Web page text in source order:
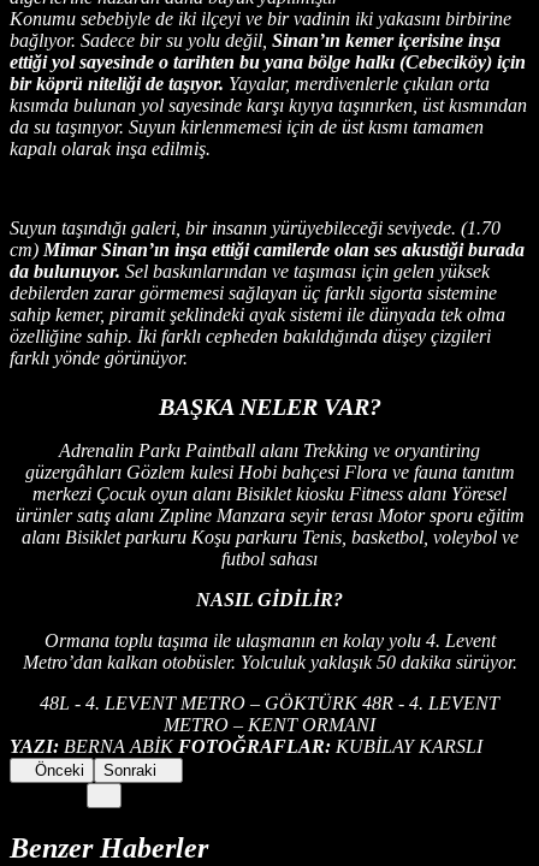
Konumu sebebiyle de iki ilçeyi ve bir vadinin iki yakasını birbirine
bağlıyor. Sadece bir su yolu değil, Sinan’ın kemer içerisine inşa
ettiği yol sayesinde o tarihten bu yana bölge halkı (Cebeciköy) için
bir köprü niteliği de taşıyor. Yayalar, merdivenlerle çıkılan orta
kısımda bulunan yol sayesinde karşı kıyıya taşınırken, üst kısmından
da su taşınıyor. Suyun kirlenmemesi için de üst kısmı tamamen
kapalı olarak inşa edilmiş.
Suyun taşındığı galeri, bir insanın yürüyebileceği seviyede. (1.70
cm) Mimar Sinan’ın inşa ettiği camilerde olan ses akustiği burada
da bulunuyor. Sel baskınlarından ve taşıması için gelen yüksek
debilerden zarar görmemesi sağlayan üç farklı sigorta sistemine
sahip kemer, piramit şeklindeki ayak sistemi ile dünyada tek olma
özelliğine sahip. İki farklı cepheden bakıldığında düşey çizgileri
farklı yönde görünüyor.
BAŞKA NELER VAR?
Adrenalin Parkı Paintball alanı Trekking ve oryantiring
güzergâhları Gözlem kulesi Hobi bahçesi Flora ve fauna tanıtım
merkezi Çocuk oyun alanı Bisiklet kiosku Fitness alanı Yöresel
ürünler satış alanı Zıpline Manzara seyir terası Motor sporu eğitim
alanı Bisiklet parkuru Koşu parkuru Tenis, basketbol, voleybol ve
futbol sahası
NASIL GİDİLİR?
Ormana toplu taşıma ile ulaşmanın en kolay yolu 4. Levent
Metro’dan kalkan otobüsler. Yolculuk yaklaşık 50 dakika sürüyor.
48L - 4. LEVENT METRO – GÖKTÜRK 48R - 4. LEVENT
METRO – KENT ORMANI
YAZI: BERNA ABİK FOTOĞRAFLAR: KUBİLAY KARSLI
Önceki Sonraki
Benzer Haberler